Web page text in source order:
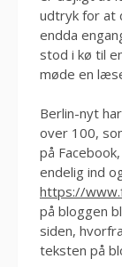
udtryk for at
endda
stod i kø til
møde en
Berlin-nyt
over 100,
på
endelig ind
https://
på bloggen
siden,
teksten på